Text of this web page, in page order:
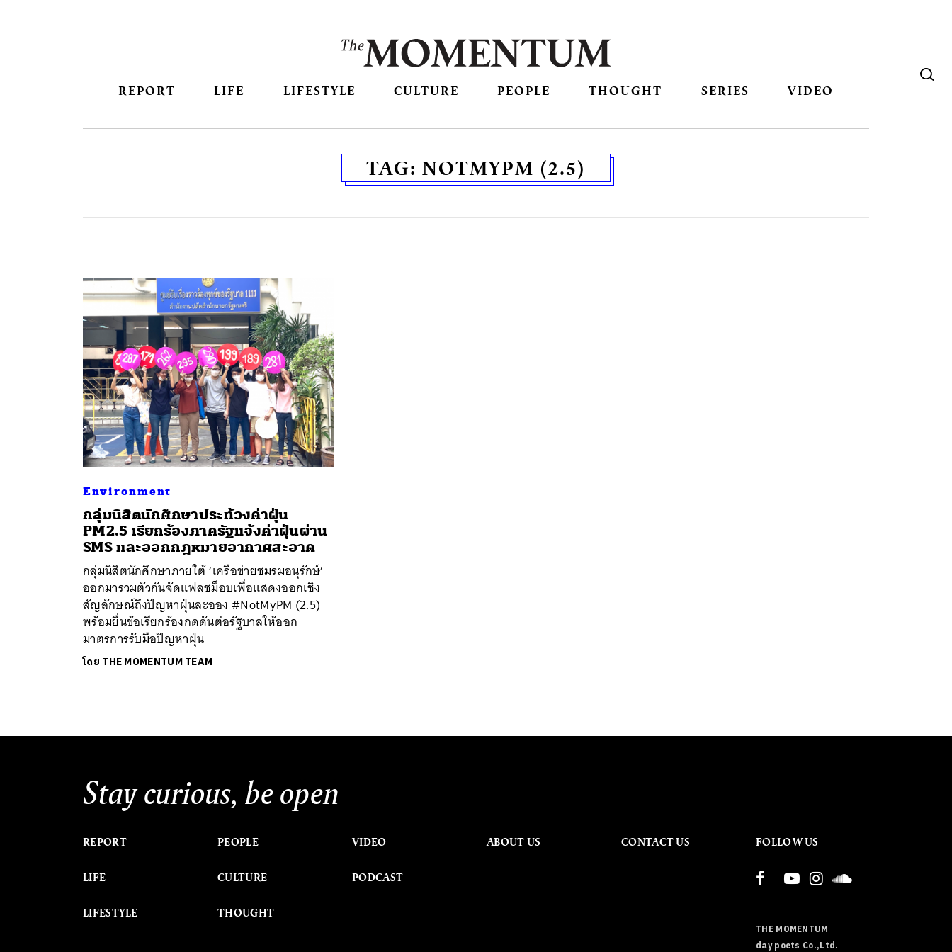
REPORT LIFE LIFESTYLE CULTURE PEOPLE THOUGHT SERIES VIDEO
TAG: NOTMYPM (2.5)
Environment
กลุ่มนิสิตนักศึกษาประท้วงค่าฝุ่น
PM2.5 เรียกร้องภาครัฐแจ้งค่าฝุ่นผ่าน
SMS และออกกฎหมายอากาศสะอาด
กลุ่มนิสิตนักศึกษาภายใต้ ‘เครือข่ายชมรมอนุรักษ์’
ออกมารวมตัวกันจัดแฟลชม็อบเพื่อแสดงออกเชิง
สัญลักษณ์ถึงปัญหาฝุ่นละออง #NotMyPM (2.5)
พร้อมยื่นข้อเรียกร้องกดดันต่อรัฐบาลให้ออก
มาตรการรับมือปัญหาฝุ่น
โดย THE MOMENTUM TEAM
Stay curious, be open
REPORT
LIFE
LIFESTYLE
PEOPLE
CULTURE
THOUGHT
VIDEO
PODCAST
ABOUT US CONTACT US FOLLOW US
THE MOMENTUM
day poets Co.,Ltd.